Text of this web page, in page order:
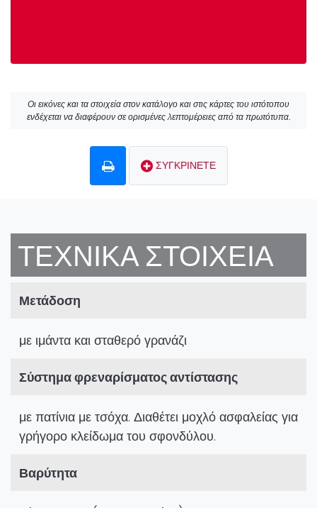
Οι εικόνες και τα στοιχεία στον κατάλογο και στις κάρτες του ιστότοπου
ενδέχεται να διαφέρουν σε ορισμένες λεπτομέρειες από τα πρωτότυπα.
ΣΥΓΚΡΙΝΕΤΕ
ΤΕΧΝΙΚΆ ΣΤΟΙΧΕΊΑ
Μετάδοση
με ιμάντα και σταθερό γρανάζι
Σύστημα φρεναρίσματος αντίστασης
με πατίνια με τσόχα. Διαθέτει μοχλό ασφαλείας για
γρήγορο κλείδωμα του σφονδύλου.
Βαρύτητα